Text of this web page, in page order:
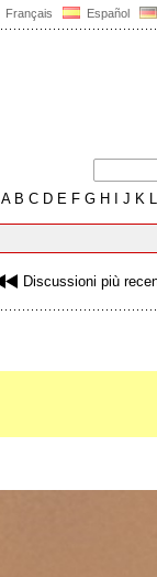
Français Español
AB C D E F G H J K L
Discussioni più